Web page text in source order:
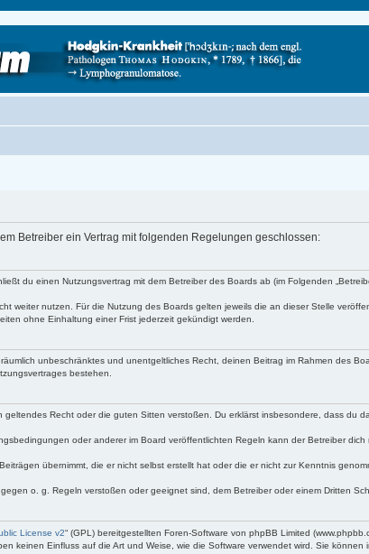
Betreiber ein Vertrag mit folgenden Regelungen geschlossen:
du einen Nutzungsvertrag mit dem Betreiber des Boards ab (im Folgenden
weiter nutzen. Für die Nutzung des Boards gelten jeweils die an dieser Stelle
ohne Einhaltung einer Frist jederzeit gekündigt werden.
unbeschränktes und unentgeltliches Recht, deinen Beitrag im Rahmen des
bestehen.
Recht oder die guten Sitten verstoßen. Du erklärst insbesondere, dass du
oder anderer im Board veröffentlichten Regeln kann der Betreiber
übernimmt, die er nicht selbst erstellt hat oder die er nicht zur Kenntnis
o. g. Regeln verstoßen oder geeignet sind, dem Betreiber oder einem Dritten
License v2“ (GPL) bereitgestellten Foren-Software von phpBB Limited
keinen Einfluss auf die Art und Weise, wie die Software verwendet wird. Sie